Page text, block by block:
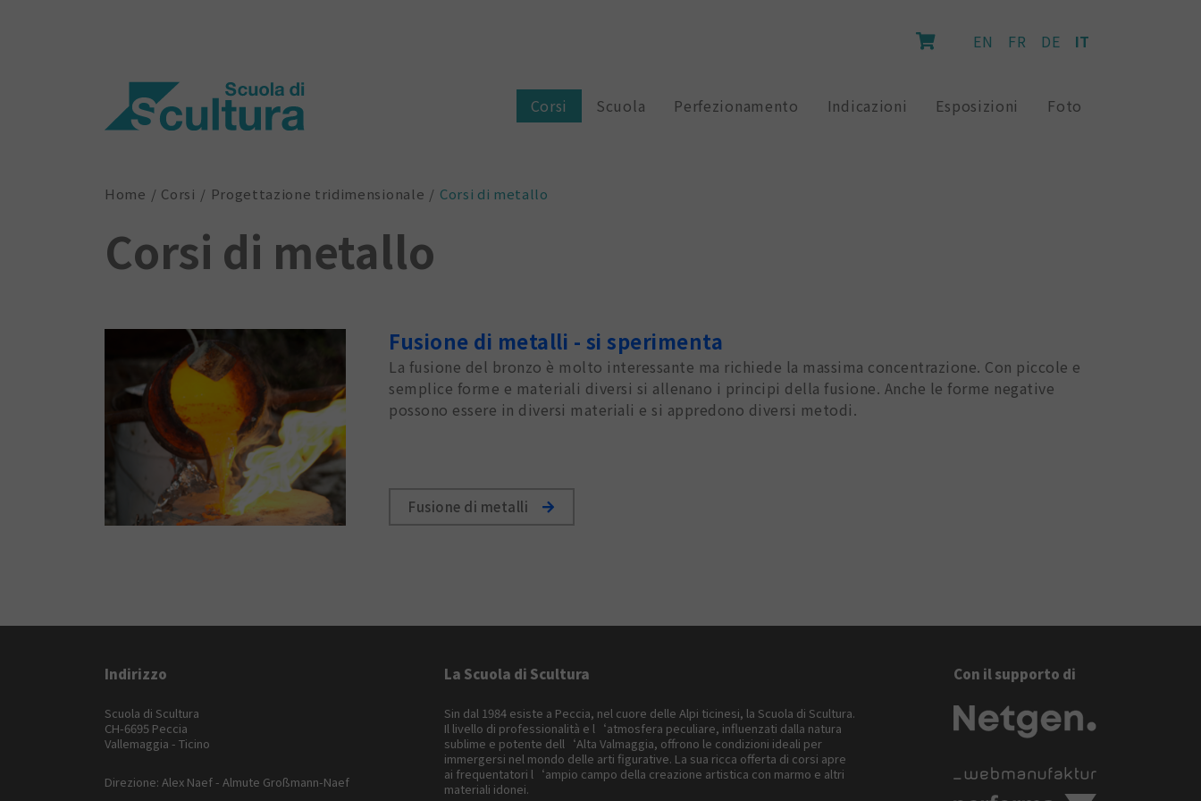
EN FR DE IT
Corsi Scuola Perfezionamento Indicazioni Esposizioni Foto
Home Corsi Progettazione tridimensionale Corsi di metallo
Corsi di metallo
Fusione di metalli - si sperimenta
La fusione del bronzo è molto interessante ma richiede la massima concentrazione. Con piccole e
semplice forme e materiali diversi si allenano i principi della fusione. Anche le forme negative
possono essere in diversi materiali e si appredono diversi metodi.
Fusione di metalli
Indirizzo
Scuola di Scultura
CH-6695 Peccia
Vallemaggia - Ticino
Direzione: Alex Naef - Almute Großmann-Naef
La Scuola di Scultura
Sin dal 1984 esiste a Peccia, nel cuore delle Alpi ticinesi, la Scuola di Scultura.
Il livello di professionalità e l‘atmosfera peculiare, influenzati dalla natura
sublime e potente dell‘Alta Valmaggia, offrono le condizioni ideali per
immergersi nel mondo delle arti figurative. La sua ricca offerta di corsi apre
ai frequentatori l‘ampio campo della creazione artistica con marmo e altri
materiali idonei.
Con il supporto di